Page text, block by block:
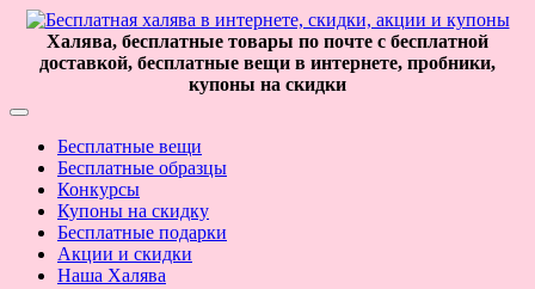
Халява, бесплатные товары по почте с бесплатной
доставкой, бесплатные вещи в интернете, пробники,
купоны на скидки
Бесплатные вещи
Бесплатные образцы
Конкурсы
Купоны на скидку
Бесплатные подарки
Акции и скидки
Наша Халява